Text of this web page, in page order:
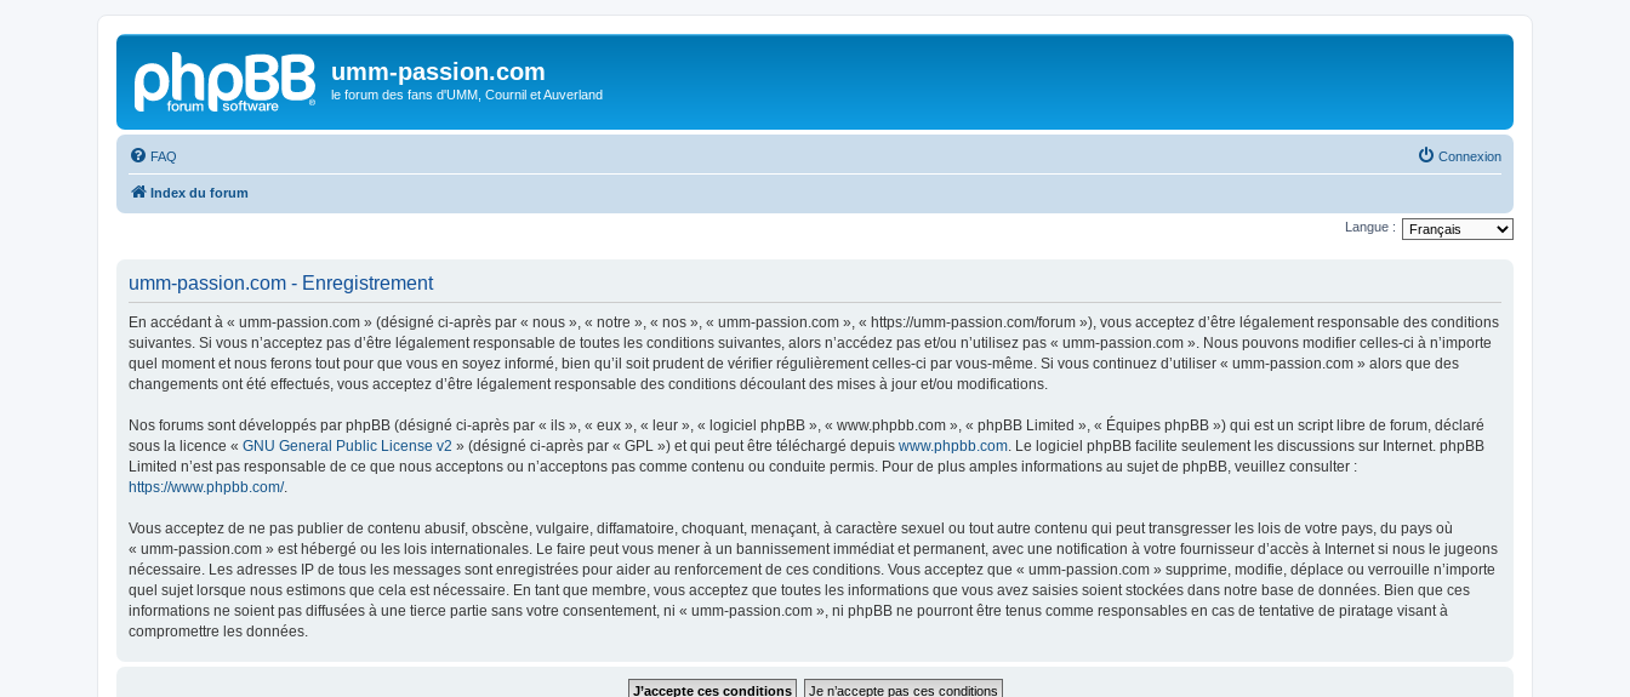
umm-passion.com
le forum des fans d'UMM, Cournil et Auverland
FAQ Connexion
Index du forum
Langue :
umm-passion.com - Enregistrement
En accédant à « umm-passion.com » (désigné ci-après par « nous », « notre », « nos », « umm-passion.com », « https://umm-passion.com/forum »), vous acceptez d’être légalement responsable des conditions
suivantes. Si vous n’acceptez pas d’être légalement responsable de toutes les conditions suivantes, alors n’accédez pas et/ou n’utilisez pas « umm-passion.com ». Nous pouvons modifier celles-ci à n’importe
quel moment et nous ferons tout pour que vous en soyez informé, bien qu’il soit prudent de vérifier régulièrement celles-ci par vous-même. Si vous continuez d’utiliser « umm-passion.com » alors que des
changements ont été effectués, vous acceptez d’être légalement responsable des conditions découlant des mises à jour et/ou modifications.
Nos forums sont développés par phpBB (désigné ci-après par « ils », « eux », « leur », « logiciel phpBB », « www.phpbb.com », « phpBB Limited », « Équipes phpBB ») qui est un script libre de forum, déclaré
sous la licence « GNU General Public License v2 » (désigné ci-après par « GPL ») et qui peut être téléchargé depuis www.phpbb.com. Le logiciel phpBB facilite seulement les discussions sur Internet. phpBB
Limited n’est pas responsable de ce que nous acceptons ou n’acceptons pas comme contenu ou conduite permis. Pour de plus amples informations au sujet de phpBB, veuillez consulter :
https://www.phpbb.com/.
Vous acceptez de ne pas publier de contenu abusif, obscène, vulgaire, diffamatoire, choquant, menaçant, à caractère sexuel ou tout autre contenu qui peut transgresser les lois de votre pays, du pays où
« umm-passion.com » est hébergé ou les lois internationales. Le faire peut vous mener à un bannissement immédiat et permanent, avec une notification à votre fournisseur d’accès à Internet si nous le jugeons
nécessaire. Les adresses IP de tous les messages sont enregistrées pour aider au renforcement de ces conditions. Vous acceptez que « umm-passion.com » supprime, modifie, déplace ou verrouille n’importe
quel sujet lorsque nous estimons que cela est nécessaire. En tant que membre, vous acceptez que toutes les informations que vous avez saisies soient stockées dans notre base de données. Bien que ces
informations ne soient pas diffusées à une tierce partie sans votre consentement, ni « umm-passion.com », ni phpBB ne pourront être tenus comme responsables en cas de tentative de piratage visant à
compromettre les données.